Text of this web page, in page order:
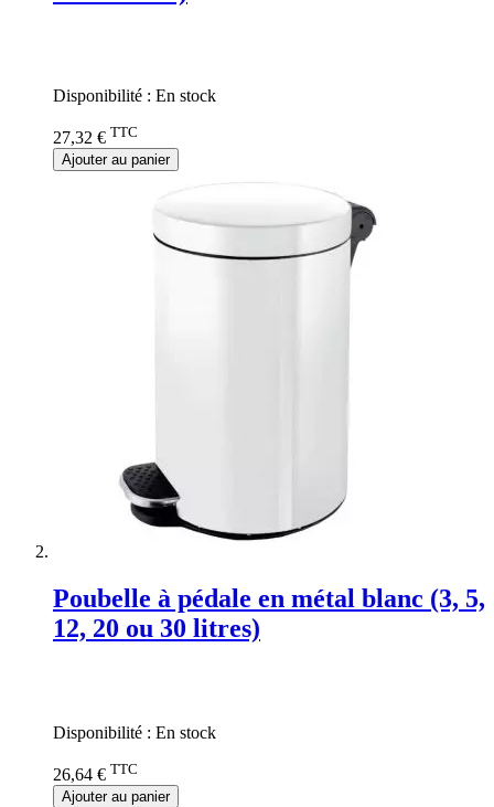
Disponibilité : En stock
27,32 € TTC
Ajouter au panier
Poubelle à pédale en métal blanc (3, 5,
12, 20 ou 30 litres)
Disponibilité : En stock
26,64 € TTC
Ajouter au panier